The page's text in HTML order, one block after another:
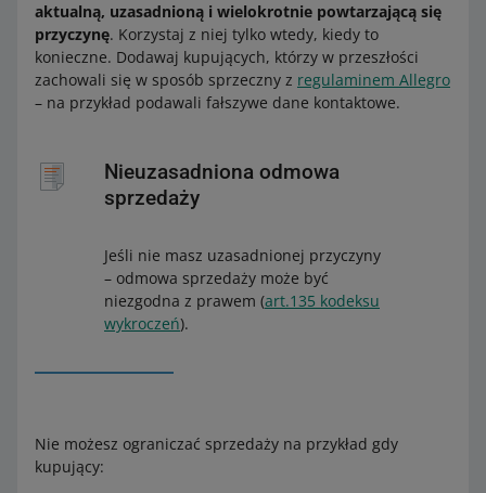
aktualną, uzasadnioną i wielokrotnie powtarzającą się
przyczynę. Korzystaj z niej tylko wtedy, kiedy to
konieczne. Dodawaj kupujących, którzy w przeszłości
zachowali się w sposób sprzeczny z regulaminem Allegro
– na przykład podawali fałszywe dane kontaktowe.
Nieuzasadniona odmowa
sprzedaży
Jeśli nie masz uzasadnionej przyczyny
– odmowa sprzedaży może być
niezgodna z prawem (art.135 kodeksu
wykroczeń).
Nie możesz ograniczać sprzedaży na przykład gdy
kupujący: